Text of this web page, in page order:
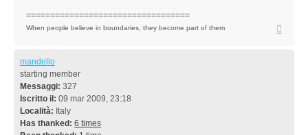
==================================
When people believe in boundaries, they become part of them
mandello
starting member
Messaggi: 327
Iscritto il: 09 mar 2009, 23:18
Località: Italy
Has thanked: 6 times